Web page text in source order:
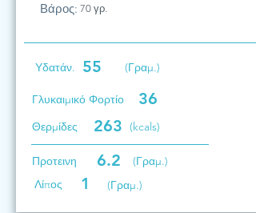
Βάρος: 70 γρ.
Υδατάν. 55 (Γραμ.)
Γλυκαιμικό Φορτίο 36
Θερμίδες 263 (kcals)
Προτεινη 6.2
(Γραμ.)
Λίπος
1 (Γραμ.)